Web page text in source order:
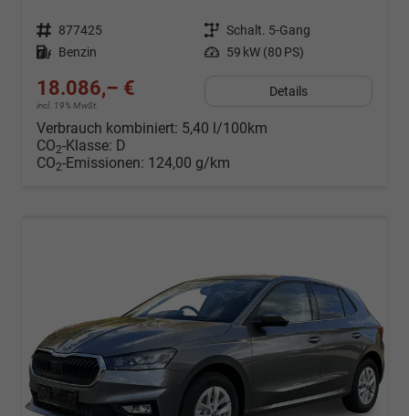
Fahrzeugnr. 877425 Getriebe Schalt. 5-Gang
Kraftstoff Benzin Leistung 59 kW (80 PS)
18.086,– €
incl. 19% MwSt.
Details
Verbrauch kombiniert: 5,40 l/100km
CO2-Klasse: D
CO2-Emissionen: 124,00 g/km